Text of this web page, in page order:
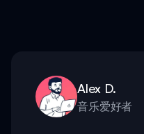
Alex D.
音乐爱好者